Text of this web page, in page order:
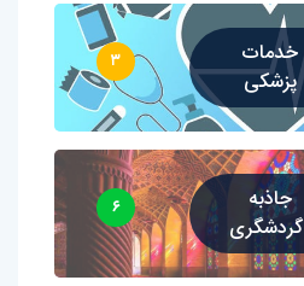
خدمات
پزشکی
۳
جاذبه
گردشگری
۶